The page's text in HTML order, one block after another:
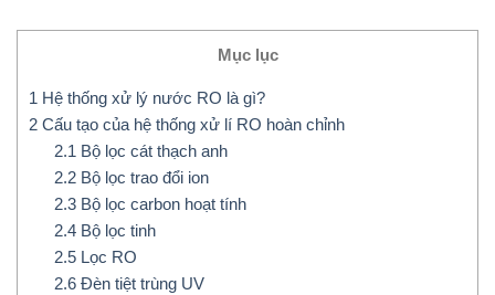
Mục lục
1 Hệ thống xử lý nước RO là gì?
2 Cấu tạo của hệ thống xử lí RO hoàn chỉnh
2.1 Bộ lọc cát thạch anh
2.2Bộ lọc trao đổi ion
2.3Bộ lọc carbon hoạt tính
2.4Bộ lọc tinh
2.5Lọc RO
2.6Đèn tiệt trùng UV